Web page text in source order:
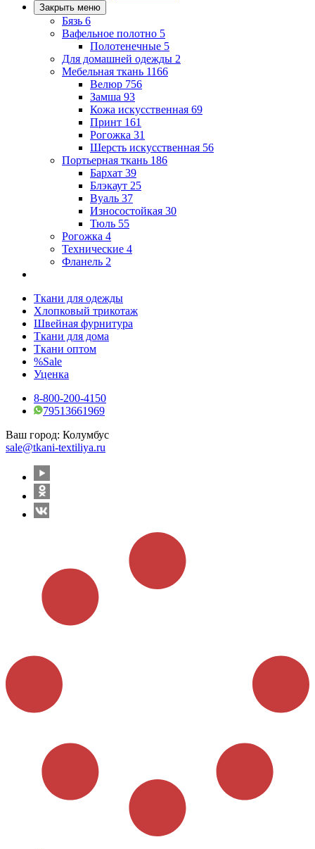
Закрыть меню
Бязь 6
Вафельное полотно 5
Полотенечные 5
Для домашней одежды 2
Мебельная ткань 1166
Велюр 756
Замша 93
Кожа искусственная 69
Принт 161
Рогожка 31
Шерсть искусственная 56
Портьерная ткань 186
Бархат 39
Блэкаут 25
Вуаль 37
Износостойкая 30
Тюль 55
Рогожка 4
Технические 4
Фланель 2
Ткани для одежды
Хлопковый трикотаж
Швейная фурнитура
Ткани для дома
Ткани оптом
%Sale
Уценка
8-800-200-4150
79513661969
Ваш город: Колумбус
sale@tkani-textiliya.ru